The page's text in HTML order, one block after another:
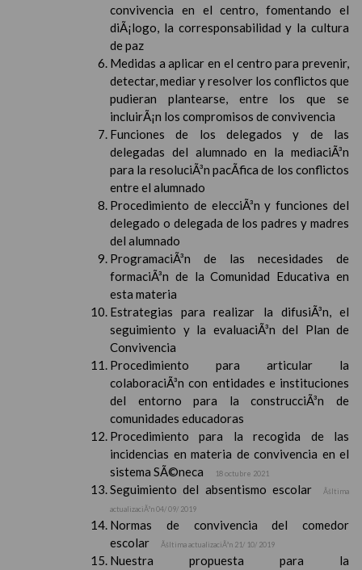
convivencia en el centro, fomentando el
diÃ¡logo, la corresponsabilidad y la cultura
de paz
Medidas a aplicar en el centro para prevenir,
detectar, mediar y resolver los conflictos que
pudieran plantearse, entre los que se
incluirÃ¡n los compromisos de convivencia
Funciones de los delegados y de las
delegadas del alumnado en la mediaciÃ³n
para la resoluciÃ³n pacÃ­fica de los conflictos
entre el alumnado
Procedimiento de elecciÃ³n y funciones del
delegado o delegada de los padres y madres
del alumnado
ProgramaciÃ³n de las necesidades de
formaciÃ³n de la Comunidad Educativa en
esta materia
Estrategias para realizar la difusiÃ³n, el
seguimiento y la evaluaciÃ³n del Plan de
Convivencia
Procedimiento para articular la
colaboraciÃ³n con entidades e instituciones
del entorno para la construcciÃ³n de
comunidades educadoras
Procedimiento para la recogida de las
incidencias en materia de convivencia en el
sistema SÃ©neca
18 octubre 2021
Seguimiento del absentismo escolar
Ãšltima
actualizaciÃ³n 04/ 09/ 2019
Normas de convivencia del comedor
escolar
Ãšltima actualizaciÃ³n 21/ 10/ 2019
Nuestra propuesta para la